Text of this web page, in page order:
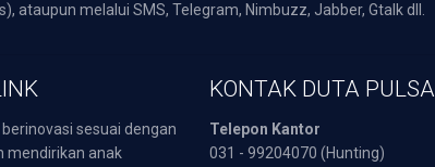
ataupun melalui SMS, Telegram, Nimbuzz, Jabber, Gtalk dll.
sesuai dengan
mendirikan anak
KONTAK DUTA PULSA
Telepon Kantor
031 - 99204070 (Hunting)